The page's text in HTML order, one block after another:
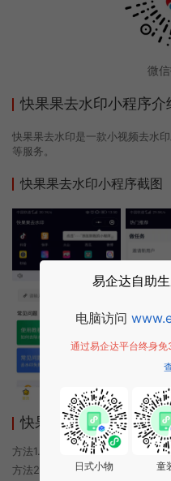
微
快果果去水印小程序介
快果果去水印是一款小视频去水
等服务。
快果果去水印小程序截图
快果果去水印小程序使
方法1. 使用微信扫描本页面上方
方法2. 在微信中搜索“快果果去水
易企达自助
电脑访问
通过易企达平台终身
日式小物 童